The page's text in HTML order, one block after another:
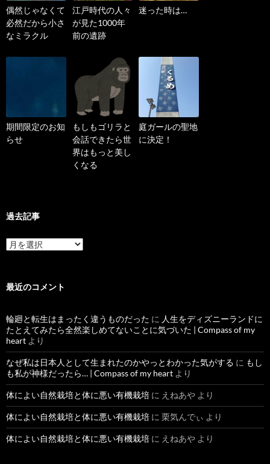
偶然じゃなくて
必然だから小さ
なミラクル
江戸時代の人々
が見た1000年
前の遺跡
迷った時は…
期間限定のお知
らせ
もしもゴリラと
会話できたら世
界はもっと美し
くなる
庭ガールの聖地
に決定！
過去記事
過
去
最近のコメント
輪廻と転生はまったく違うものだった に 人生をディズニーランドに
たとえてみたら全然楽しめてないことに気づいた | Compass of my
heart より
なぜ私は日本人として生まれたのかやっとわかった気がする に もし
も私が神様だったら… | Compass of my heart より
体によい自然栽培と体に悪い有機栽培 に えねあや より
体によい自然栽培と体に悪い有機栽培 に 栗気んでぃ より
体によい自然栽培と体に悪い有機栽培 に えねあや より